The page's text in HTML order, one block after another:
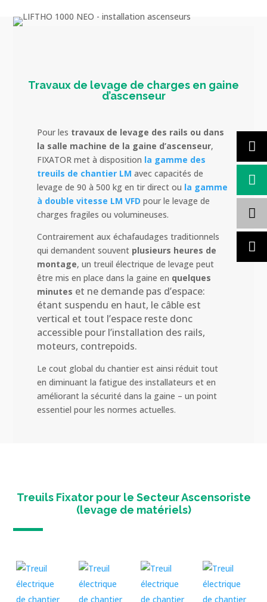
Travaux de levage de charges en gaine
d’ascenseur
Pour les travaux de levage des rails ou dans
la salle machine de la gaine d’ascenseur,
FIXATOR met à disposition la gamme des
treuils de chantier LM avec capacités de
levage de 90 à 500 kg en tir direct ou la gamme
à double vitesse LM VFD pour le levage de
charges fragiles ou volumineuses.
Contrairement aux échafaudages traditionnels
qui demandent souvent plusieurs heures de
montage, un treuil électrique de levage peut
être mis en place dans la gaine en quelques
minutes et ne demande pas d’espace:
étant suspendu en haut, le câble est
vertical et tout l’espace reste donc
accessible pour l’installation des rails,
moteurs, contrepoids.
Le cout global du chantier est ainsi réduit tout
en diminuant la fatigue des installateurs et en
améliorant la sécurité dans la gaine – un point
essentiel pour les normes actuelles.
Treuils Fixator pour le Secteur Ascensoriste
(levage de matériels)